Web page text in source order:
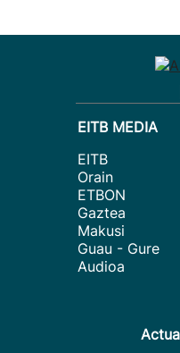
EITB MEDIA
EITB
Orain
ETBON
Gaztea
Makusi
Guau - Gure
Audioa